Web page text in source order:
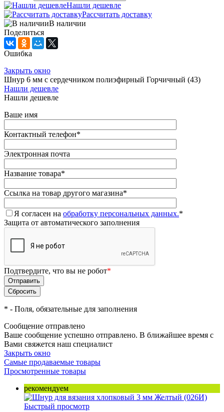
Нашли дешевле
Рассчитать доставку
В наличии
Поделиться
Ошибка
Закрыть окно
Шнур 6 мм с сердечником полиэфирный Горчичный (43)
Нашли дешевле
Нашли дешевле
Ваше имя
Контактный телефон*
Электронная почта
Название товара*
Ссылка на товар другого магазина*
Я согласен на обработку персональных данных.*
Защита от автоматического заполнения
Подтвердите, что вы не робот*
* - Поля, обязательные для заполнения
Сообщение отправлено
Ваше сообщение успешно отправлено. В ближайшее время с
Вами свяжется наш специалист
Закрыть окно
Самые продаваемые товары
Просмотренные товары
рекомендуем
Быстрый просмотр